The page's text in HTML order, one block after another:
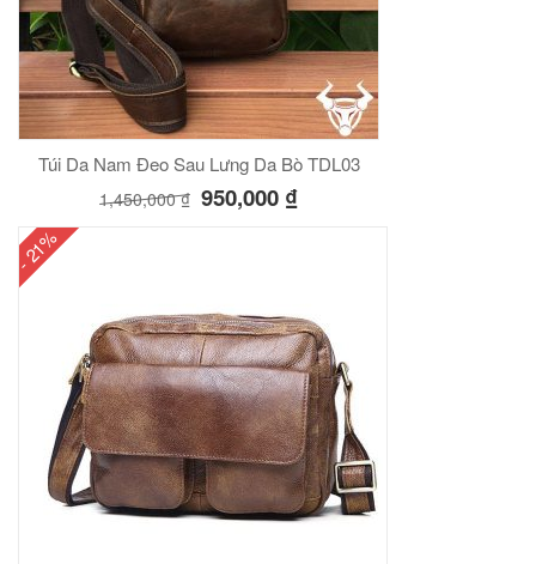
Túi Da Nam Đeo Sau Lưng Da Bò TDL03
1,450,000₫ 950,000 ₫
- 21%